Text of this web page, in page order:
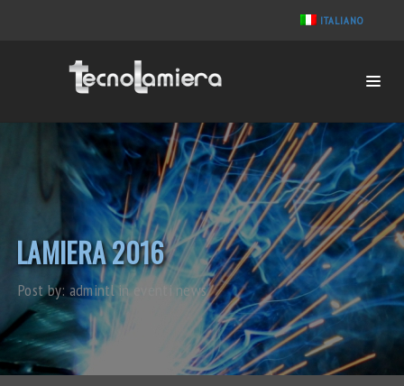
ITALIANO
LAMIERA 2016
Post by: admintlineventi news